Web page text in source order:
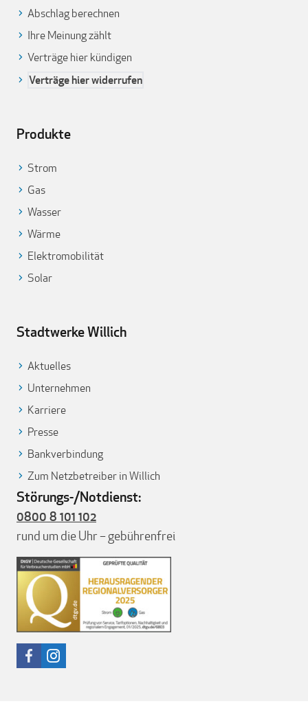
Abschlag berechnen
Ihre Meinung zählt
Verträge hier kündigen
Verträge hier widerrufen
Produkte
Strom
Gas
Wasser
Wärme
Elektromobilität
Solar
Stadtwerke Willich
Aktuelles
Unternehmen
Karriere
Presse
Bankverbindung
Zum Netzbetreiber in Willich
Störungs-/Notdienst:
0800 8 101 102
rund um die Uhr – gebührenfrei